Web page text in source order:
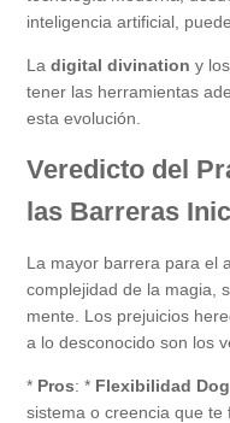
inteligencia artificial,
La digital divination y los
tener las herramientas
esta evolución.
Veredicto del
las Barreras
La mayor barrera para el
complejidad de la magia,
mente. Los prejuicios
a lo desconocido son los
* Pros: * Flexibilidad
sistema o creencia que te